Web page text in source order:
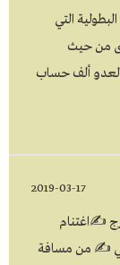
التي
من حيث
ألف حساب
2019-03-17
✍اغتنام
✍ من مسافة